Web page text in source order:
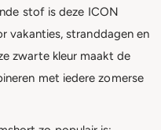
stof is deze ICON
vakanties, stranddagen en
zwarte kleur maakt de
met iedere zomerse